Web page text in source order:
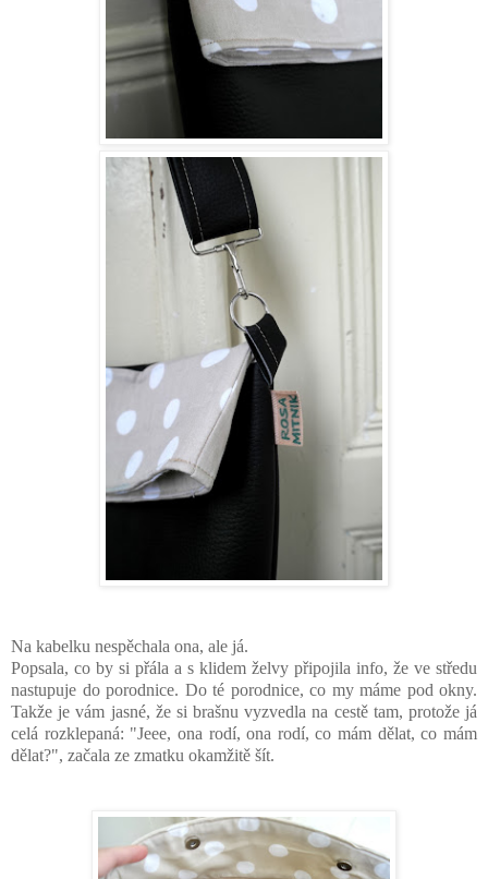
Na kabelku nespěchala ona, ale já.
Popsala, co by si přála a s klidem želvy připojila info, že ve středu
nastupuje do porodnice. Do té porodnice, co my máme pod okny.
Takže je vám jasné, že si brašnu vyzvedla na cestě tam, protože já
celá rozklepaná: "Jeee, ona rodí, ona rodí, co mám dělat, co mám
dělat?", začala ze zmatku okamžitě šít.